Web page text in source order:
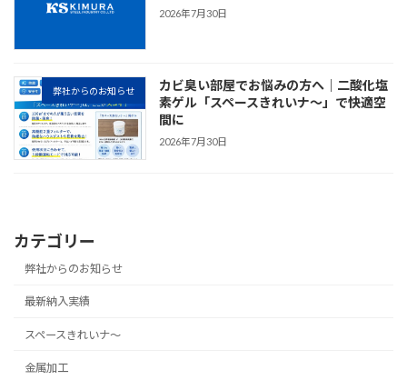
2026年7月30日
弊社からのお知らせ
カビ臭い部屋でお悩みの方へ｜二酸化塩
素ゲル「スペースきれいナ～」で快適空
間に
2026年7月30日
カテゴリー
弊社からのお知らせ
最新納入実績
スペースきれいナ～
金属加工